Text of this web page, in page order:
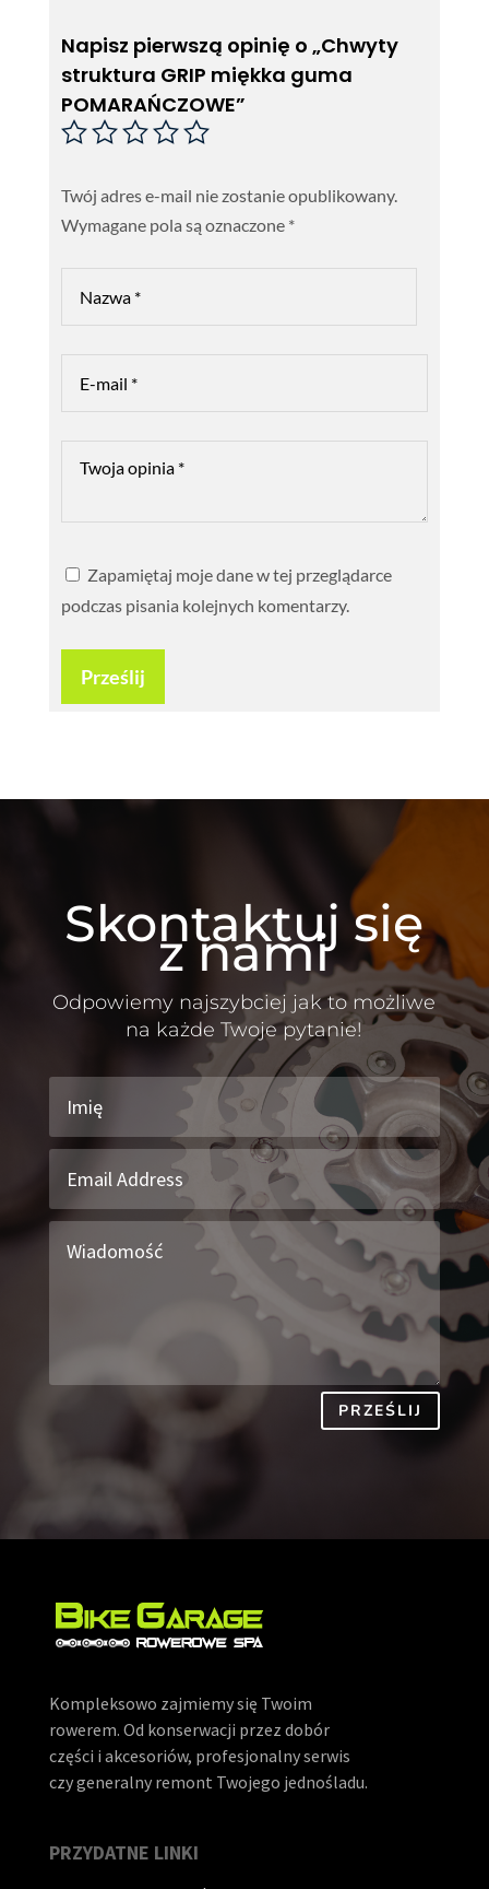
Napisz pierwszą opinię o „Chwyty
struktura GRIP miękka guma
POMARAŃCZOWE”
Twój adres e-mail nie zostanie opublikowany.
Wymagane pola są oznaczone *
Zapamiętaj moje dane w tej przeglądarce
podczas pisania kolejnych komentarzy.
Prześlij
Skontaktuj się
z nami
Odpowiemy najszybciej jak to możliwe
na każde Twoje pytanie!
PRZEŚLIJ
Kompleksowo zajmiemy się Twoim
rowerem. Od konserwacji przez dobór
części i akcesoriów, profesjonalny serwis
czy generalny remont Twojego jednośladu.
PRZYDATNE LINKI